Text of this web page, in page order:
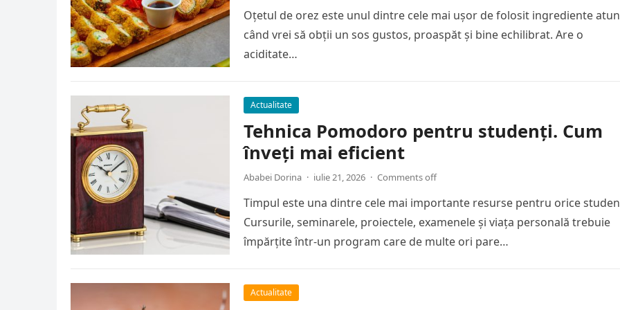
Oțetul de orez este unul dintre cele mai ușor de folosit ingrediente
când vrei să obții un sos gustos, proaspăt și bine echilibrat. Are o
aciditate…
Actualitate
Tehnica Pomodoro pentru studenți. Cum
înveți mai eficient
Ababei Dorina · iulie 21, 2026 · Comments off
Timpul este una dintre cele mai importante resurse pentru orice
Cursurile, seminarele, proiectele, examenele și viața personală trebuie
împărțite într-un program care de multe ori pare…
Actualitate